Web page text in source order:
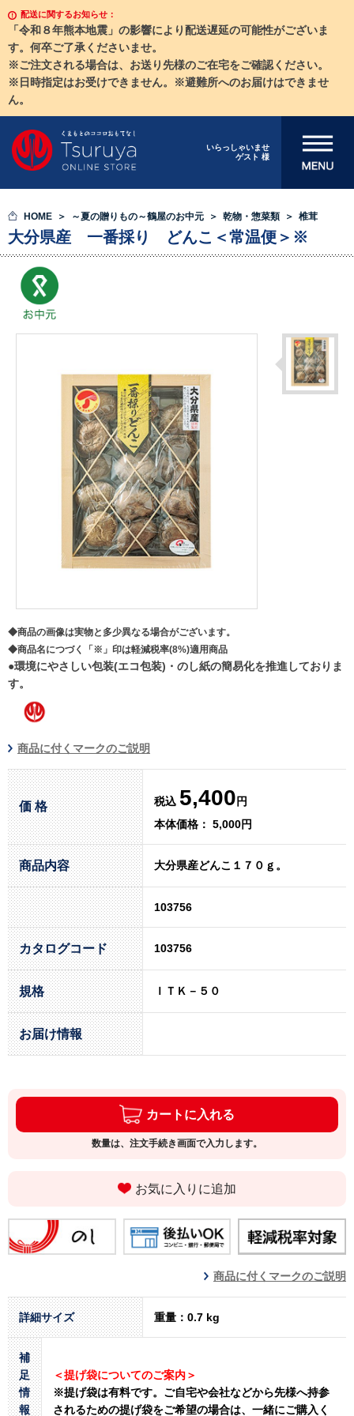
配送に関するお知らせ：
「令和８年熊本地震」の影響により配送遅延の可能性がございま
す。何卒ご了承くださいませ。
※ご注文される場合は、お送り先様のご在宅をご確認ください。
※日時指定はお受けできません。※避難所へのお届けはできませ
ん。
いらっしゃいませ
ゲスト 様
メニューを開
HOME ～夏の贈りもの～鶴屋のお中元 乾物・惣菜類 椎茸
大分県産 一番採り どんこ＜常温便＞※
◆商品の画像は実物と多少異なる場合がございます。
◆商品名につづく「※」印は軽減税率(8%)適用商品
●環境にやさしい包装(エコ包装)・のし紙の簡易化を推進しておりま
す。
商品に付くマークのご説明
価 格 税込 5,400 円
本体価格： 5,000円
商品内容 大分県産どんこ１７０ｇ。
103756
カタログコード 103756
規格 ＩＴＫ－５０
お届け情報
カートに入れる
数量は、注文手続き画面で入力します。
お気に入りに追加
商品に付くマークのご説明
詳細サイズ 重量：0.7 kg
補
足
情
報
＜提げ袋についてのご案内＞
※提げ袋は有料です。 ご自宅や会社などから先様へ持参
されるための提げ袋をご希望の場合は、一緒にご購入く